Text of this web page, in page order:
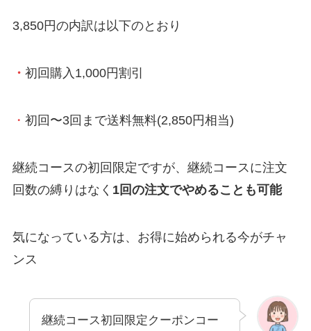
3,850円の内訳は以下のとおり
・ 初回購入1,000円割引
・ 初回〜3回まで送料無料(2,850円相当)
継続コースの初回限定ですが、継続コースに注文
回数の縛りはなく 1回の注文でやめることも可能
気になっている方は、お得に始められる今がチャ
ンス
継続コース初回限定クーポンコー